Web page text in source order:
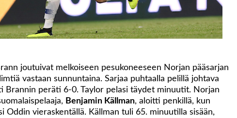
joutuivat melkoiseen pesukoneeseen Norjan pääsarjan
vastaan sunnuntaina. Sarjaa puhtaalla pelillä johtava
Brannin peräti 6-0. Taylor pelasi täydet minuutit. Norjan
Benjamin Källman, aloitti penkillä, kun
Oddin vieraskentällä. Källman tuli 65. minuutilla sisään,